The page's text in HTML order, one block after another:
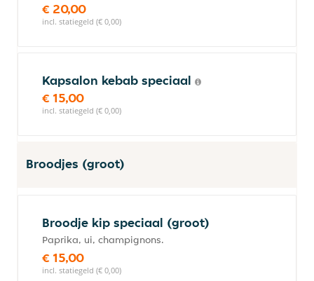
€ 20,00
incl. statiegeld (€ 0,00)
Kapsalon kebab speciaal
€ 15,00
incl. statiegeld (€ 0,00)
Broodjes (groot)
Broodje kip speciaal (groot)
Paprika, ui, champignons.
€ 15,00
incl. statiegeld (€ 0,00)